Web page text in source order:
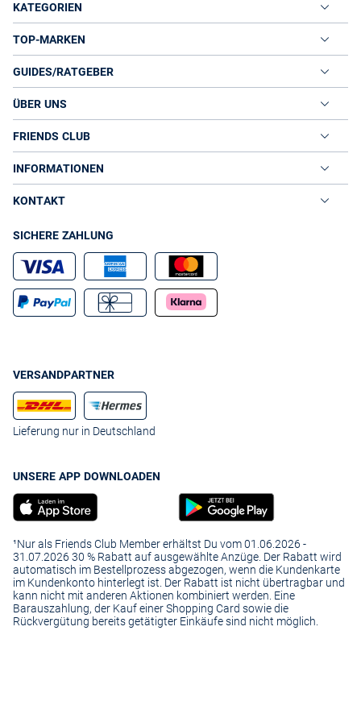
KATEGORIEN
TOP-MARKEN
GUIDES/RATGEBER
ÜBER UNS
FRIENDS CLUB
INFORMATIONEN
KONTAKT
SICHERE ZAHLUNG
VERSANDPARTNER
Lieferung nur in Deutschland
UNSERE APP DOWNLOADEN
¹Nur als Friends Club Member erhältst Du vom 01.06.2026 -
31.07.2026 30 % Rabatt auf ausgewählte Anzüge. Der Rabatt wird
automatisch im Bestellprozess abgezogen, wenn die Kundenkarte
im Kundenkonto hinterlegt ist. Der Rabatt ist nicht übertragbar und
kann nicht mit anderen Aktionen kombiniert werden. Eine
Barauszahlung, der Kauf einer Shopping Card sowie die
Rückvergütung bereits getätigter Einkäufe sind nicht möglich.